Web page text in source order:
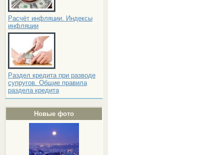
Расчёт инфляции. Индексы
инфляции
Раздел кредита при разводе
супругов. Общие правила
раздела кредита
Новые фото